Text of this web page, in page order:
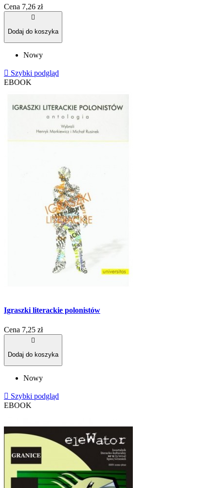
Cena 7,26 zł

Dodaj do koszyka
Nowy
 Szybki podgląd
EBOOK
Igraszki literackie polonistów
Cena 7,25 zł

Dodaj do koszyka
Nowy
 Szybki podgląd
EBOOK